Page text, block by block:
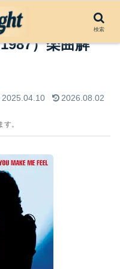
Feel by
）楽曲解
2025.04.10 2026.08.02
。
検索